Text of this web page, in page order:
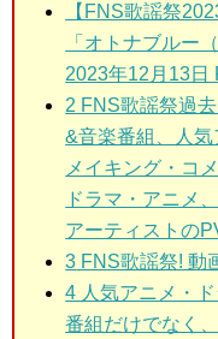
【FNS歌謡祭
「オトナブルー
2023年12月13日
2 FNS歌謡祭過
&音楽番組、人気
メイキング・コ
ドラマ・アニメ
アーティストの
3 FNS歌謡祭! 動
4 人気アニメ・
番組だけでなく